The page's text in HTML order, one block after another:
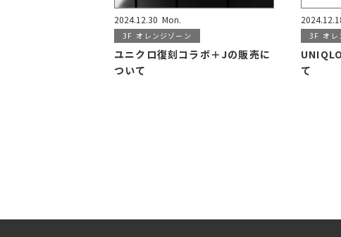
2024.12.30 Mon.
3F オレンジゾーン
ユニクロ復刻コラボ＋Jの販売に
ついて
3F オレ
て